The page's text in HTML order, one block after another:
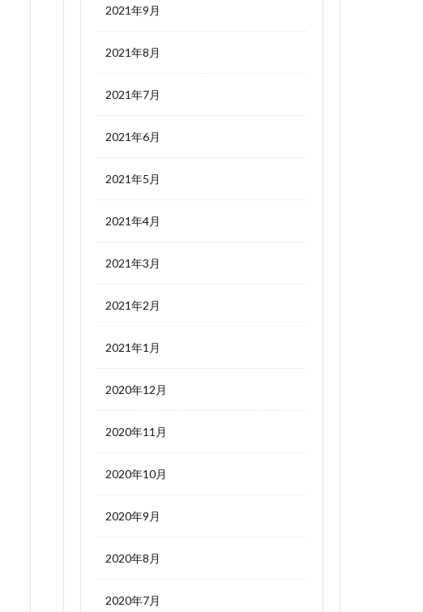
2021年9月
2021年8月
2021年7月
2021年6月
2021年5月
2021年4月
2021年3月
2021年2月
2021年1月
2020年12月
2020年11月
2020年10月
2020年9月
2020年8月
2020年7月